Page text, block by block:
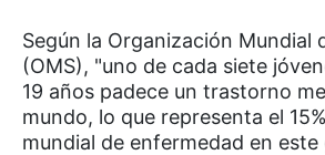
Según la Organización Mundial
(OMS), "uno de cada siete
19 años padece un trastorno
mundo, lo que representa el
mundial de enfermedad en este